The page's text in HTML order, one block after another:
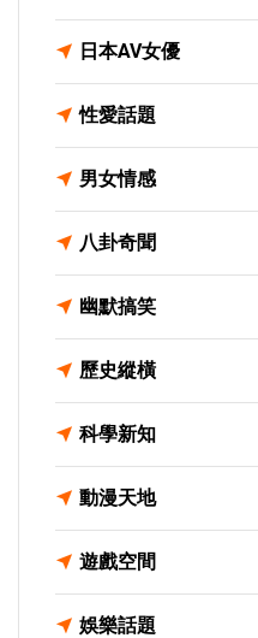
日本AV女優
性愛話題
男女情感
八卦奇聞
幽默搞笑
歷史縱橫
科學新知
動漫天地
遊戲空間
娛樂話題